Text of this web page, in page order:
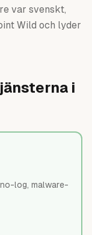
var svenskt,
Wild och lyder
i
log, malware-